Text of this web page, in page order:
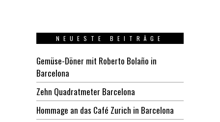
NEUESTE BEITRÄGE
Gemüse-Döner mit Roberto Bolaño in
Barcelona
Zehn Quadratmeter Barcelona
Hommage an das Café Zurich in Barcelona